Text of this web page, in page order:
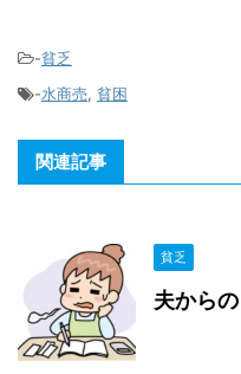
-貧乏
-水商売, 貧困
関連記事
貧乏
夫から